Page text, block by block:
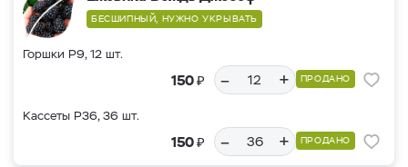
БЕСШИПНЫЙ, НУЖНО УКРЫВАТЬ
Горшки Р9, 12 шт.
150₽ – + ПРОДАНО
Кассеты Р36, 36 шт.
150₽ – + ПРОДАНО